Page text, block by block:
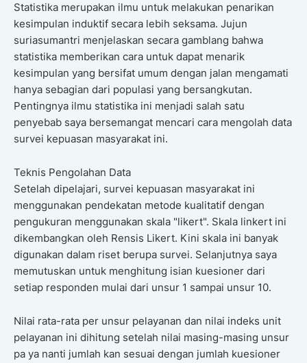
Statistika merupakan ilmu untuk melakukan penarikan
kesimpulan induktif secara lebih seksama. Jujun
suriasumantri menjelaskan secara gamblang bahwa
statistika memberikan cara untuk dapat menarik
kesimpulan yang bersifat umum dengan jalan mengamati
hanya sebagian dari populasi yang bersangkutan.
Pentingnya ilmu statistika ini menjadi salah satu
penyebab saya bersemangat mencari cara mengolah data
survei kepuasan masyarakat ini.
Teknis Pengolahan Data
Setelah dipelajari, survei kepuasan masyarakat ini
menggunakan pendekatan metode kualitatif dengan
pengukuran menggunakan skala "likert". Skala linkert ini
dikembangkan oleh Rensis Likert. Kini skala ini banyak
digunakan dalam riset berupa survei. Selanjutnya saya
memutuskan untuk menghitung isian kuesioner dari
setiap responden mulai dari unsur 1 sampai unsur 10.
Nilai rata-rata per unsur pelayanan dan nilai indeks unit
pelayanan ini dihitung setelah nilai masing-masing unsur
pa ya nanti jumlah kan sesuai dengan jumlah kuesioner